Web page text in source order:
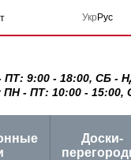
Укр Рус
9:00 - 18:00, СБ -
- ПТ: 10:00 - 15:00,
Доски-